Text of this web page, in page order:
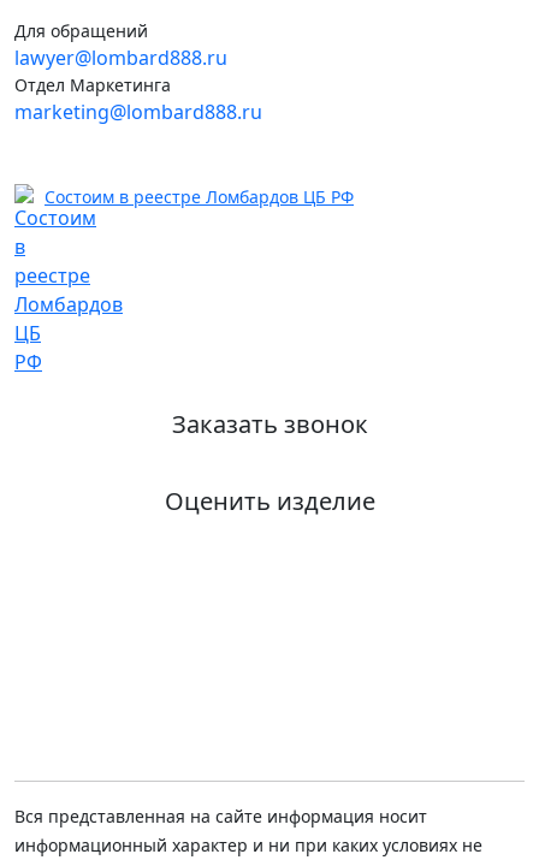
Для обращений
lawyer@lombard888.ru
Отдел Маркетинга
marketing@lombard888.ru
Состоим в реестре Ломбардов ЦБ РФ
Заказать звонок
Оценить изделие
Вся представленная на сайте информация носит
информационный характер и ни при каких условиях не